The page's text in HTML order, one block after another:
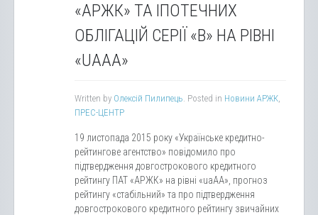
«АРЖК» ТА ІПОТЕЧНИХ
ОБЛІГАЦІЙ СЕРІЇ «В» НА РІВНІ
«UAАА»
Written by Олексій Пилипець. Posted in Новини АРЖК,
ПРЕС-ЦЕНТР
19 листопада 2015 року «Українське кредитно-
рейтингове агентство» повідомило про
підтвердження довгострокового кредитного
рейтингу ПАТ «АРЖК» на рівні «uaАА», прогноз
рейтингу «стабільний» та про підтвердження
довгострокового кредитного рейтингу звичайних